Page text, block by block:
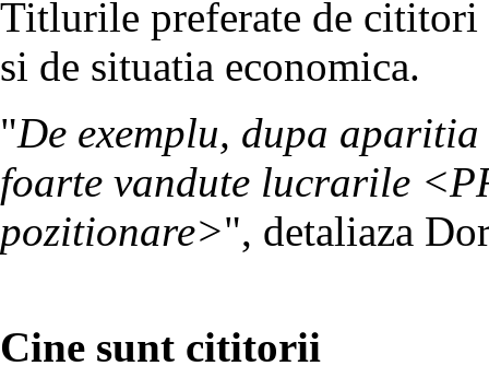
Titlurile preferate de cititori
si de situatia economica.
"De exemplu, dupa
foarte vandute lucrarile
pozitionare>", detaliaza
Cine sunt cititorii